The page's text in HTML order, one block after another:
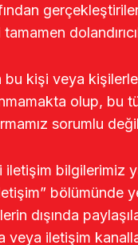
bu kişi veya
olup, bu
sorumlu
iletişim bilgilerimiz
bölümünde
dışında
veya iletişim